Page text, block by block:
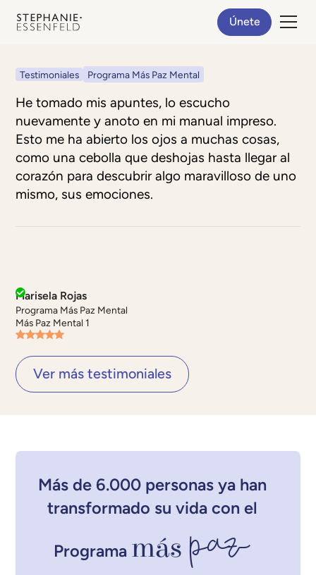
Únete
Testimoniales Programa Más Paz Mental
He tomado mis apuntes, lo escucho
nuevamente y anoto en mi manual impreso.
Esto me ha abierto los ojos a muchas cosas,
como una cebolla que deshojas hasta llegar al
corazón para descubrir algo maravilloso de uno
mismo, sus emociones.
Marisela Rojas
Programa Más Paz Mental
Más Paz Mental 1
Ver más testimoniales
Más de 6.000 personas ya han
transformado su vida con el
Programa más paz